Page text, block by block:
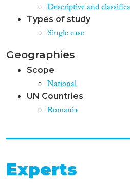
Descriptive and
Types of study
Single case
Geographies
Scope
National
UN Countries
Romania
Experts